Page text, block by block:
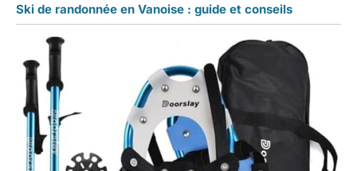
Ski de randonnée en Vanoise : guide et conseils